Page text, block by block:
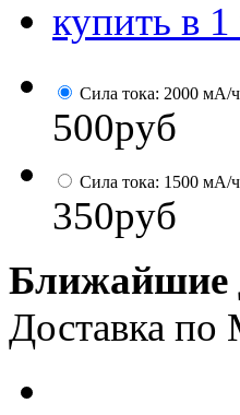
купить в
Сила тока: 2000 мА/ч
500руб
Сила тока: 1500 мА/ч
350руб
Ближайшие
Доставка по